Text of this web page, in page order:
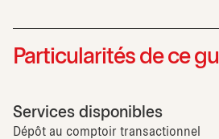
Particularités de ce
Services disponibles
Dépôt au comptoir transactionnel